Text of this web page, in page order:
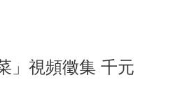
」視頻徵集 千元